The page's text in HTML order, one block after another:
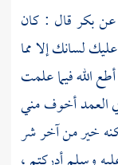
عنبكرقال : كان
لسانك إلا مما
الله فيما علمت
العمد أخوف مني
خير من آخر شر